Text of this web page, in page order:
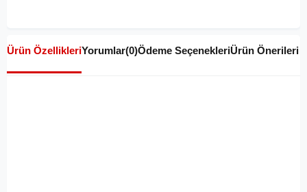
Ürün ÖzellikleriYorumlar(0)Ödeme SeçenekleriÜrün Önerileri